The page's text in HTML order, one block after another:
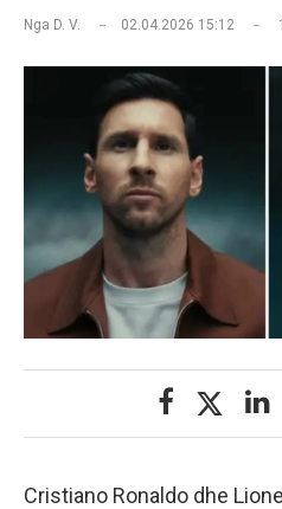
Nga D. V. 02.04.2026 15:12
Cristiano Ronaldo dhe